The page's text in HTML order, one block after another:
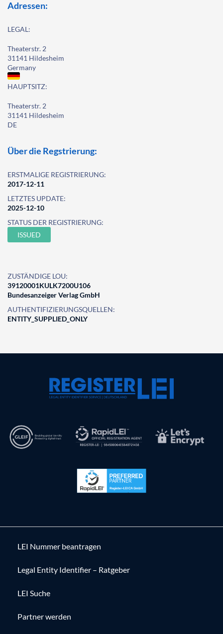
Adressen:
LEGAL:
Theaterstr. 2
31141 Hildesheim
Germany
HAUPTSITZ:
Theaterstr. 2
31141 Hildesheim
DE
Über die Regstrierung:
ERSTMALIGE REGISTRIERUNG:
2017-12-11
LETZTES UPDATE:
2025-12-10
STATUS DER REGISTRIERUNG:
ISSUED
ZUSTÄNDIGE LOU:
39120001KULK7200U106
Bundesanzeiger Verlag GmbH
AUTHENTIFIZIERUNGSQUELLEN:
ENTITY_SUPPLIED_ONLY
LEI Nummer beantragen
Legal Entity Identifier – Ratgeber
LEI Suche
Partner werden